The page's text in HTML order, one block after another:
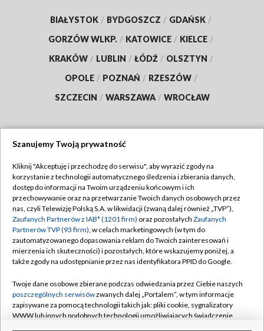
BIAŁYSTOK / BYDGOSZCZ / GDAŃSK /
GORZÓW WLKP. / KATOWICE / KIELCE /
KRAKÓW / LUBLIN / ŁÓDŹ / OLSZTYN /
OPOLE / POZNAŃ / RZESZÓW /
SZCZECIN / WARSZAWA / WROCŁAW
TVP
Abonament TVP
Emisja w TVP
Centrum informacji TVP
Naziemna Telewizja Cyfrowa
Rada Programowa
System NOS
Regulamin TVP
Polityka prywatności
Moje zgody
Pomoc
Kontakt
Szanujemy Twoją prywatność
Kliknij "Akceptuję i przechodzę do serwisu", aby wyrazić zgody na
korzystanie z technologii automatycznego śledzenia i zbierania danych,
dostęp do informacji na Twoim urządzeniu końcowym i ich
przechowywanie oraz na przetwarzanie Twoich danych osobowych przez
nas, czyli Telewizję Polską S.A. w likwidacji (zwaną dalej również „TVP”),
Zaufanych Partnerów z IAB* (1201 firm) oraz pozostałych Zaufanych
Partnerów TVP (93 firm), w celach marketingowych (w tym do
zautomatyzowanego dopasowania reklam do Twoich zainteresowań i
mierzenia ich skuteczności) i pozostałych, które wskazujemy poniżej, a
także zgody na udostępnianie przez nas identyfikatora PPID do Google.
Twoje dane osobowe zbierane podczas odwiedzania przez Ciebie naszych
poszczególnych serwisówzwanych dalej „Portalem”, w tym informacje
zapisywane za pomocą technologii takich jak: pliki cookie, sygnalizatory
WWW lub innych podobnych technologii umożliwiających świadczenie